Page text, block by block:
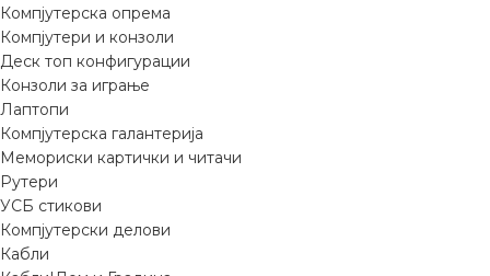
Компјутерска опрема
Компјутери и конзоли
Деск топ конфигурации
Конзоли за играње
Лаптопи
Компјутерска галантерија
Мемориски картички и читачи
Рутери
УСБ стикови
Компјутерски делови
Кабли